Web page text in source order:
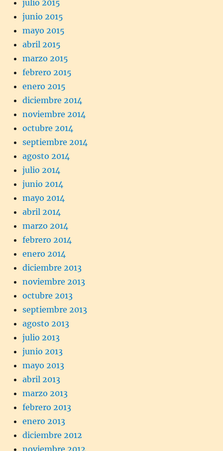
julio 2015
junio 2015
mayo 2015
abril 2015
marzo 2015
febrero 2015
enero 2015
diciembre 2014
noviembre 2014
octubre 2014
septiembre 2014
agosto 2014
julio 2014
junio 2014
mayo 2014
abril 2014
marzo 2014
febrero 2014
enero 2014
diciembre 2013
noviembre 2013
octubre 2013
septiembre 2013
agosto 2013
julio 2013
junio 2013
mayo 2013
abril 2013
marzo 2013
febrero 2013
enero 2013
diciembre 2012
noviembre 2012